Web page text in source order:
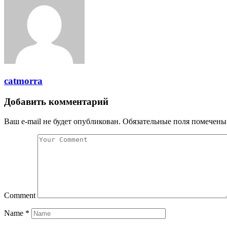
catmorra
Добавить комментарий
Ваш e-mail не будет опубликован. Обязательные поля
Comment
Name *